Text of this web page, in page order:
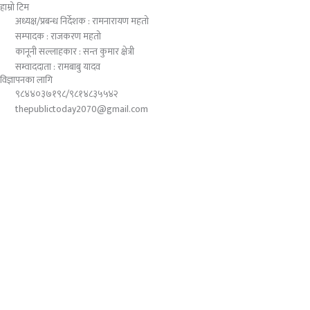
हाम्रो टिम
अध्यक्ष/प्रबन्ध निर्देशक : रामनारायण महतो
सम्पादक : राजकरण महतो
कानूनी सल्लाहकार : सन्त कुमार क्षेत्री
सम्वाददाता : रामबाबु यादव
विज्ञापनका लागि
९८४४०३७१९८/९८१४८३५५४२
thepublictoday2070@gmail.com